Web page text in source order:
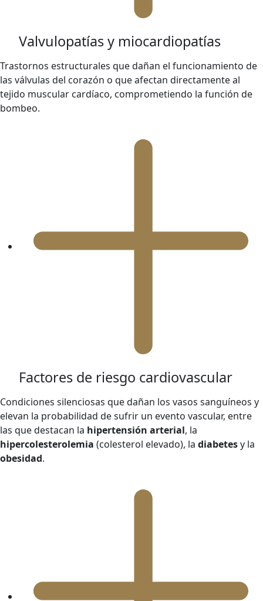
Valvulopatías y miocardiopatías
Trastornos estructurales que dañan el funcionamiento de
las válvulas del corazón o que afectan directamente al
tejido muscular cardíaco, comprometiendo la función de
bombeo.
Factores de riesgo cardiovascular
Condiciones silenciosas que dañan los vasos sanguíneos y
elevan la probabilidad de sufrir un evento vascular, entre
las que destacan la hipertensión arterial, la
hipercolesterolemia (colesterol elevado), la diabetesy la
obesidad.